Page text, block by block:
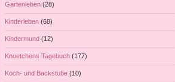
Gartenleben (28)
Kinderleben (68)
Kindermund (12)
Knoetchens Tagebuch (177)
Koch- und Backstube (10)